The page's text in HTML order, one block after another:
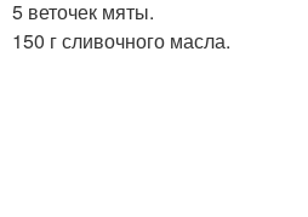
5 веточек мяты.
150 г сливочного масла.